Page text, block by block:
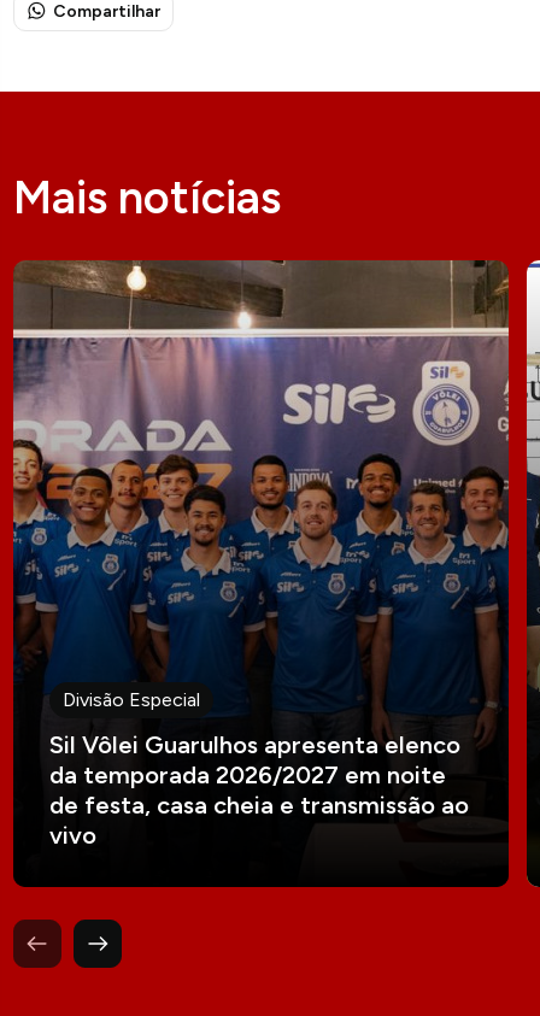
Compartilhar
Mais notícias
Divisão Especial
Sil Vôlei Guarulhos apresenta elenco
da temporada 2026/2027 em noite
de festa, casa cheia e transmissão ao
vivo